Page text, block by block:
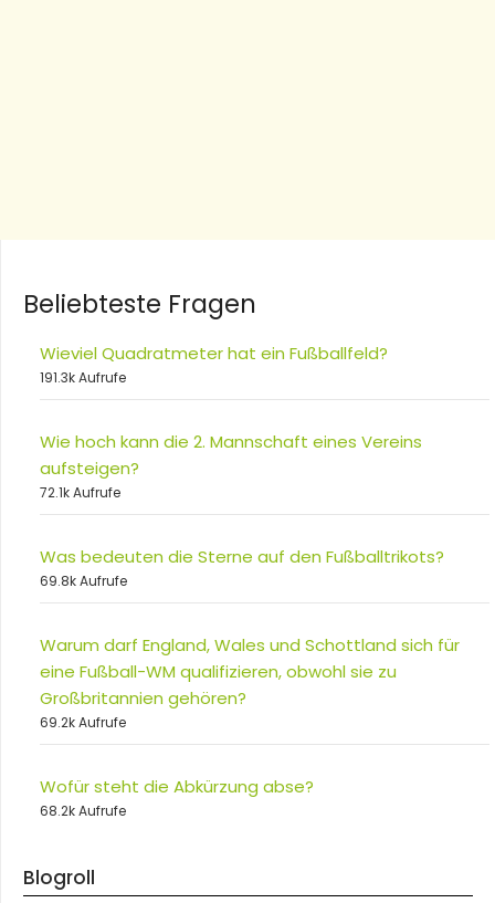
Beliebteste Fragen
Wieviel Quadratmeter hat ein Fußballfeld?
191.3k Aufrufe
Wie hoch kann die 2. Mannschaft eines Vereins
aufsteigen?
72.1k Aufrufe
Was bedeuten die Sterne auf den Fußballtrikots?
69.8k Aufrufe
Warum darf England, Wales und Schottland sich für
eine Fußball-WM qualifizieren, obwohl sie zu
Großbritannien gehören?
69.2k Aufrufe
Wofür steht die Abkürzung abse?
68.2k Aufrufe
Blogroll